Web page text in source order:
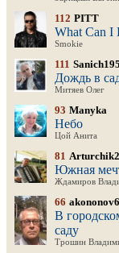
112 PITT
What Can I
Smokie
111
Дождь в
Митяев Олег
93 Manyka
Небо
Цой Анита
81
Южная
Ждамиров
66
В
саду
Трошин